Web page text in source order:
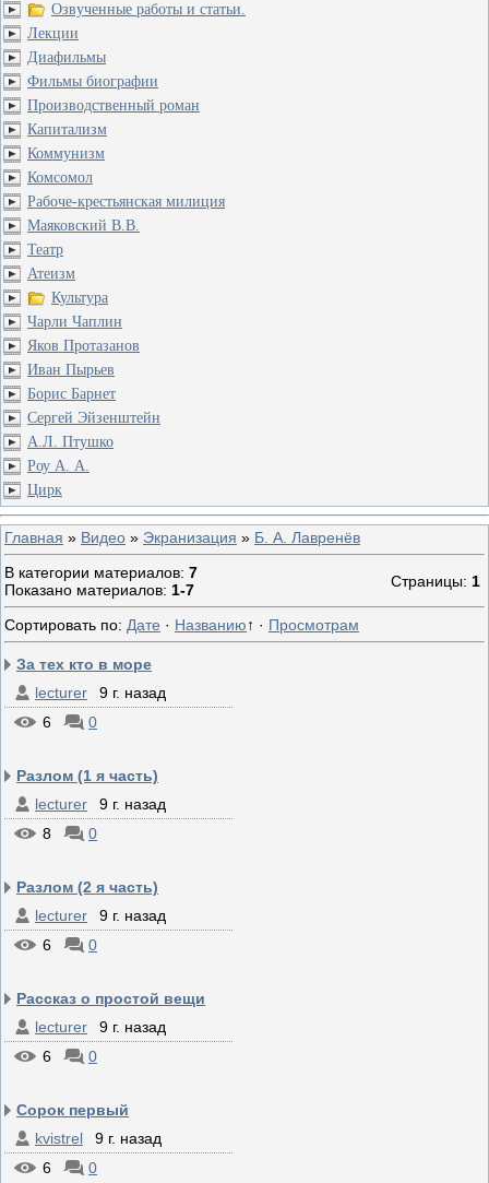
Озвученные работы и статьи.
Лекции
Диафильмы
Фильмы биографии
Производственный роман
Капитализм
Коммунизм
Комсомол
Рабоче-крестьянская милиция
Маяковский В.В.
Театр
Атеизм
Культура
Чарли Чаплин
Яков Протазанов
Иван Пырьев
Борис Барнет
Сергей Эйзенштейн
А.Л. Птушко
Роу А. А.
Цирк
Главная » Видео » Экранизация » Б. А. Лавренёв
В категории материалов: 7
Показано материалов: 1-7 Страницы: 1
Сортировать по: Дате · Названию↑ · Просмотрам
За тех кто в море
lecturer
9 г. назад
6
0
Разлом (1 я часть)
lecturer
9 г. назад
8
0
Разлом (2 я часть)
lecturer
9 г. назад
6
0
Рассказ о простой вещи
lecturer
9 г. назад
6
0
Сорок первый
kvistrel
9 г. назад
6
0